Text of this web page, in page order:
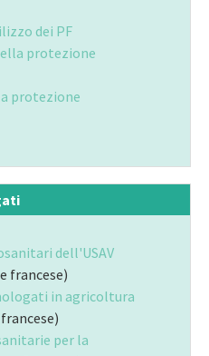
dei PF
protezione
protezione
dell'USAV
francese)
in agricoltura
per la